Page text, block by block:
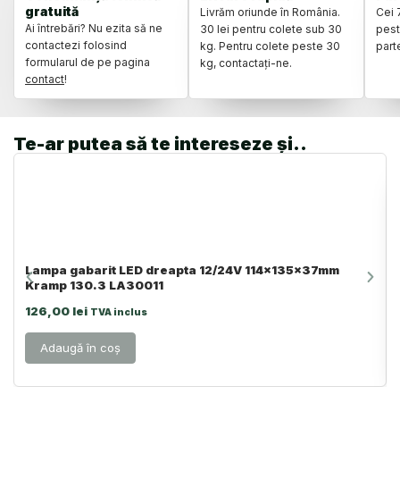
gratuită
Ai întrebări? Nu ezita să ne
contactezi folosind
formularul de pe pagina
contact!
Livrăm oriunde în România.
30 lei pentru colete sub 30
kg. Pentru colete peste 30
kg, contactați-ne.
Cei
Te-ar putea să te intereseze și..
Lampa gabarit LED dreapta 12/24V 114x135x37mm
Kramp 130.3 LA30011
126,00 lei TVA inclus
Adaugă în coș